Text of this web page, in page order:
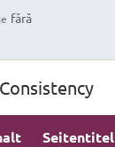
fără
Seitentitel